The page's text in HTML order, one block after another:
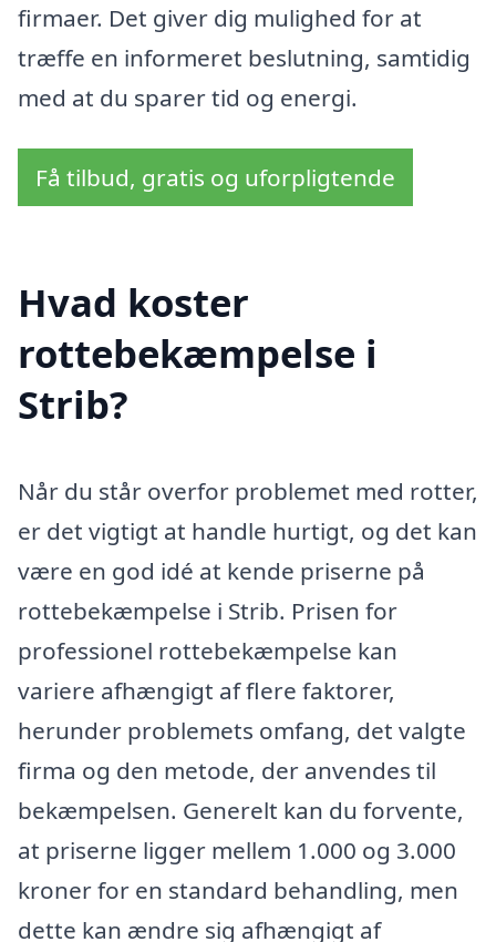
firmaer. Det giver dig mulighed for at
træffe en informeret beslutning, samtidig
med at du sparer tid og energi.
Få tilbud, gratis og uforpligtende
Hvad koster
rottebekæmpelse i
Strib?
Når du står overfor problemet med rotter,
er det vigtigt at handle hurtigt, og det kan
være en god idé at kende priserne på
rottebekæmpelse i Strib. Prisen for
professionel rottebekæmpelse kan
variere afhængigt af flere faktorer,
herunder problemets omfang, det valgte
firma og den metode, der anvendes til
bekæmpelsen. Generelt kan du forvente,
at priserne ligger mellem 1.000 og 3.000
kroner for en standard behandling, men
dette kan ændre sig afhængigt af